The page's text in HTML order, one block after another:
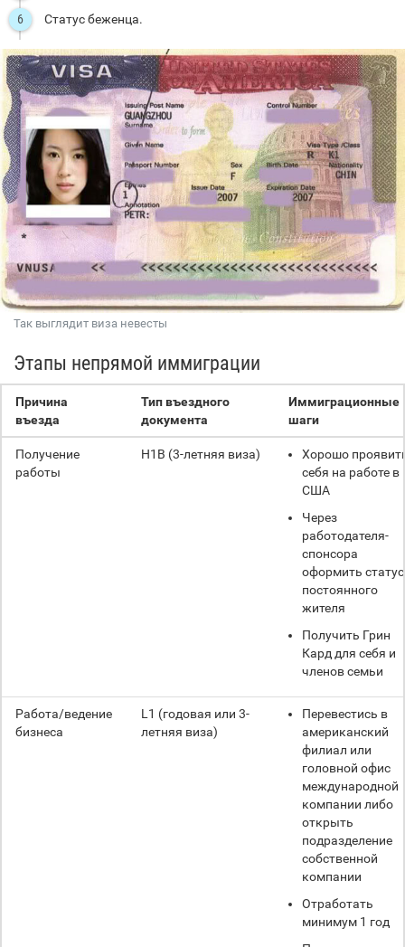
Статус беженца.
Так выглядит виза невесты
Этапы непрямой иммиграции
Причина
въезда
Тип въездного
документа
Иммиграционные
шаги
Получение
работы
H1B (3-летняя виза)
Хорошо
себя на работе в
США
Через
работодателя-
спонсора
оформить статус
постоянного
жителя
Получить Грин
Кард для себя и
членов семьи
Работа/ведение
бизнеса
L1 (годовая или 3-
летняя виза)
Перевестись в
американский
филиал или
головной офис
международной
компании либо
открыть
подразделение
собственной
компании
Отработать
минимум 1 год